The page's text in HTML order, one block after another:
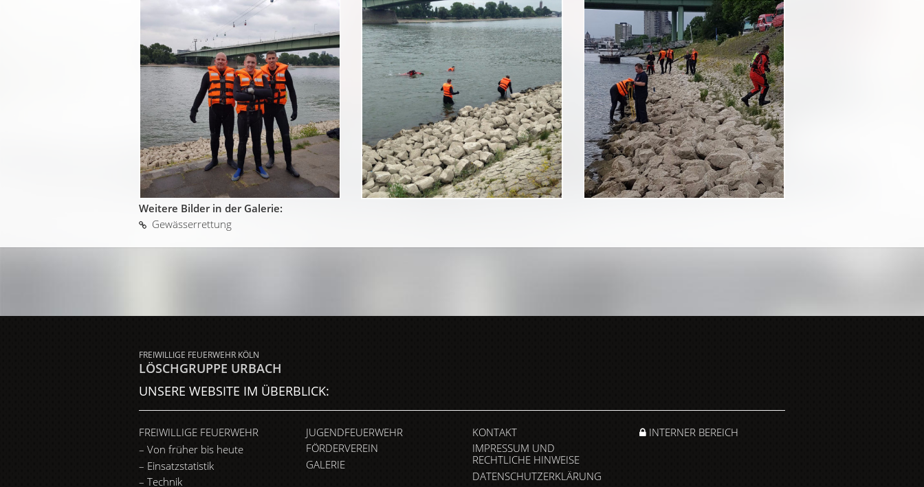
Weitere Bilder in der Galerie:
Gewässerrettung
FREIWILLIGE FEUERWEHR KÖLN
LÖSCHGRUPPE URBACH
UNSERE WEBSITE IM ÜBERBLICK:
FREIWILLIGE FEUERWEHR
Von früher bis heute
Einsatzstatistik
Technik
JUGENDFEUERWEHR
FÖRDERVEREIN
GALERIE
KONTAKT
IMPRESSUM UND
RECHTLICHE HINWEISE
DATENSCHUTZERKLÄRUNG
INTERNER BEREICH